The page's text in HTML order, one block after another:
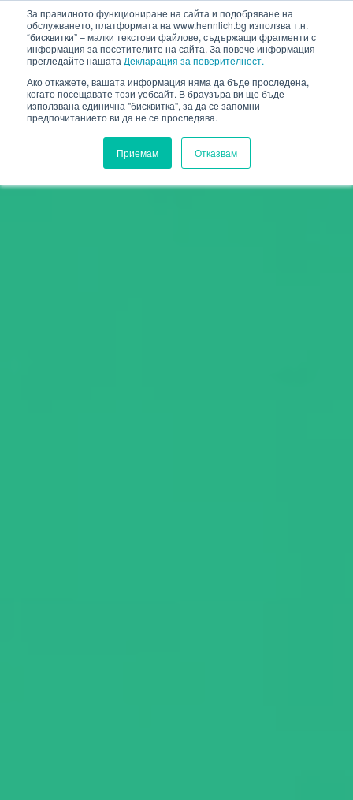
За правилното функциониране на сайта и подобряване на
обслужването, платформата на www.hennlich.bg използва т.н.
“бисквитки” – малки текстови файлове, съдържащи фрагменти с
информация за посетителите на сайта. За повече информация
прегледайте нашата Декларация за поверителност.
Ако откажете, вашата информация няма да бъде проследена,
когато посещавате този уебсайт. В браузъра ви ще бъде
използвана единична "бисквитка", за да се запомни
предпочитанието ви да не се проследява.
Приемам Отказвам
HENNLICH